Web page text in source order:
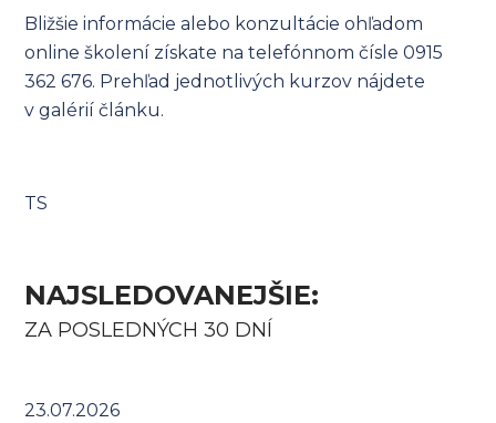
Bližšie informácie alebo konzultácie ohľadom
online školení získate na telefónnom čísle 0915
362 676. Prehľad jednotlivých kurzov nájdete
v galérií článku.
TS
NAJSLEDOVANEJŠIE:
ZA POSLEDNÝCH 30 DNÍ
23.07.2026